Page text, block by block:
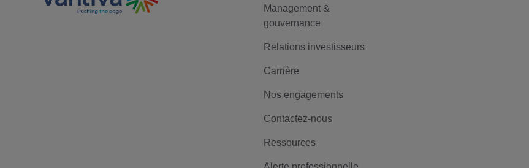
Management &
gouvernance
Relations investisseurs
Carrière
Nos engagements
Contactez-nous
Ressources